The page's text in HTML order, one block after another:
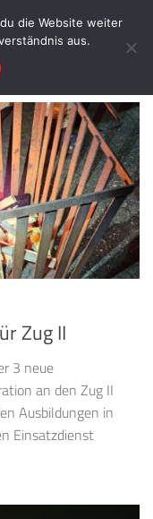
Förderverein der Freiwilligen Feuerwehr Buxtehude Zug II e.V.
Zug II
3 neue
an den Zug II
Ausbildungen in
Einsatzdienst
die Website weiter
aus.